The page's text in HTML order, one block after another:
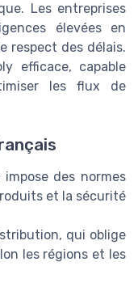
Les entreprises
élevées en
respect des délais.
efficace, capable
les flux de
des normes
et la sécurité
qui oblige
les régions et les